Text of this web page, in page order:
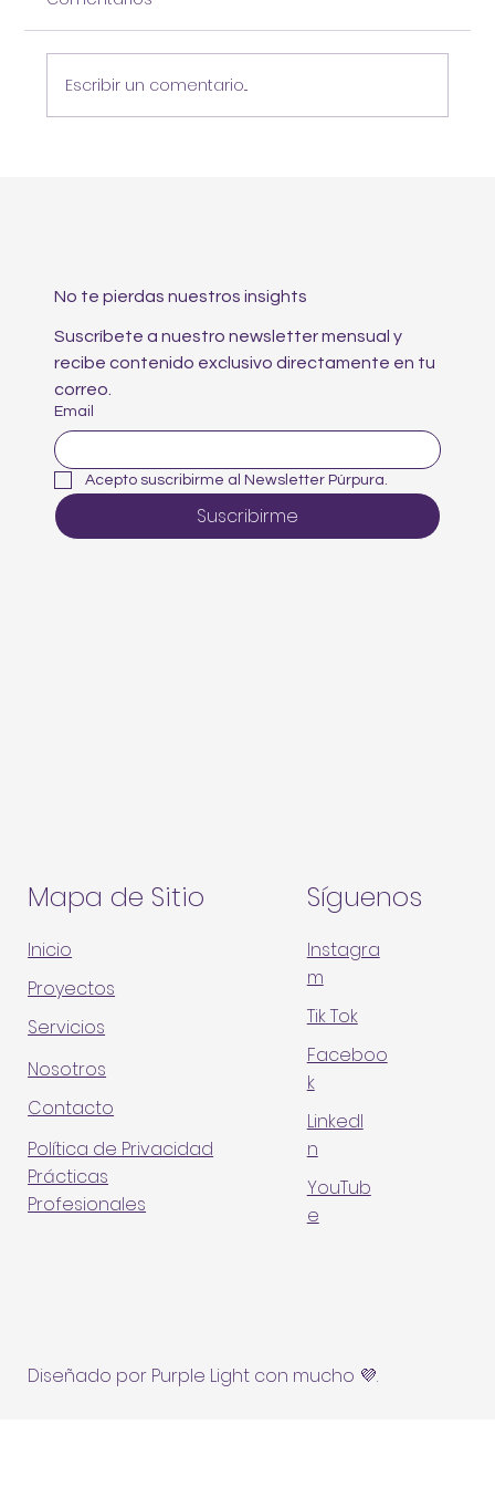
Escribir un comentario...
Mapa de Sitio
Inicio
Proyectos
Servicios
Nosotros
Contacto
Política de Privacidad
Prácticas
Profesionales
Diseñado por Purple Light con mucho 💜.
Síguenos
Instagra
m
Tik Tok
Faceboo
k
LinkedI
n
YouTub
e
No te pierdas nuestros insights
Suscríbete a nuestro newsletter mensual y
recibe contenido exclusivo directamente en tu
correo.
Email
Acepto suscribirme al Newsletter Púrpura.
Suscribirme